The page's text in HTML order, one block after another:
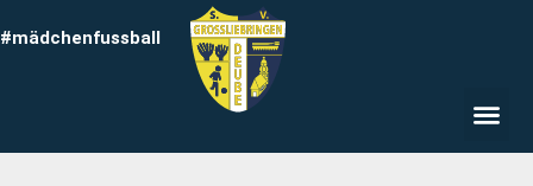
#mädchenfussball